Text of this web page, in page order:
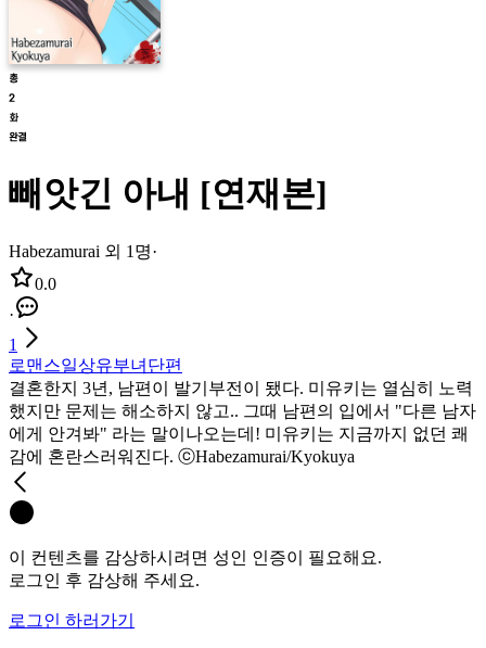
빼앗긴 아내 [연재본]
Habezamurai 외 1명·
0.0
·
1
로맨스일상유부녀 단편
결혼한지 3년, 남편이 발기부전이 됐다. 미유키는 열심히 노력
했지만 문제는 해소하지 않고.. 그때 남편의 입에서 "다른 남자
에게 안겨봐" 라는 말이나오는데! 미유키는 지금까지 없던 쾌
감에 혼란스러워진다. ⓒHabezamurai/Kyokuya
이 컨텐츠를 감상하시려면 성인 인증이 필요해요.
로그인 후 감상해 주세요.
로그인 하러가기